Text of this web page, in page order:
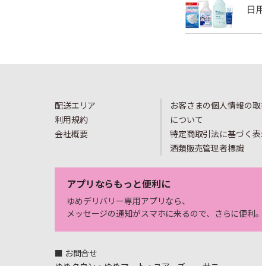
配送エリア
利用規約
会社概要
お客さまの個人情報の取
について
特定商取引法に基づく
酒類販売管理者標識
アプリならもっと便利に
ゆめデリバリー専用アプリなら、
メッセージの通知がスマホに来るので、さらに便利。
■ お問合せ